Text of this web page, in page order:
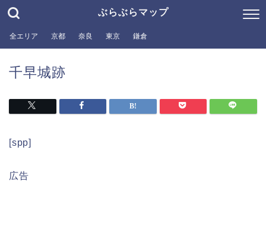
ぶらぶらマップ
全エリア 京都 奈良 東京 鎌倉
千早城跡
[spp]
広告